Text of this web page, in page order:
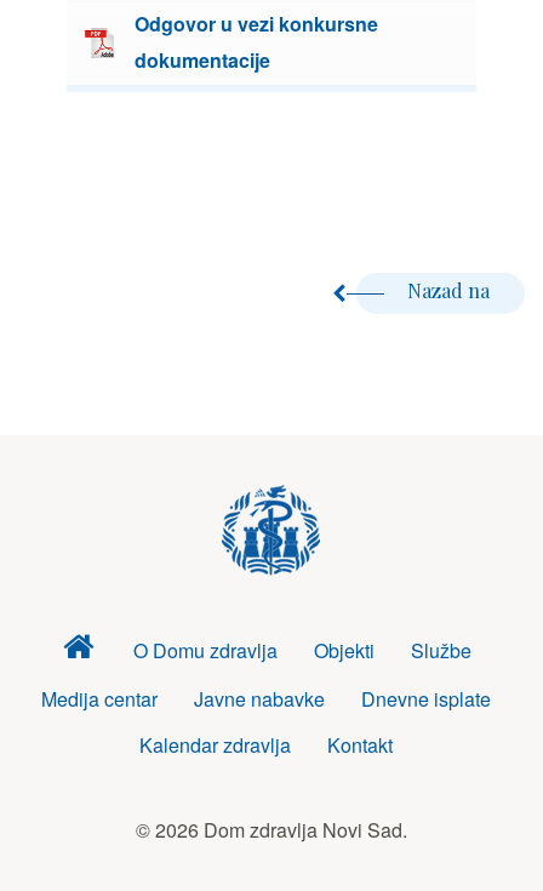
Odgovor u vezi konkursne
dokumentacije
Nazad na
Dom
zdravlja
O Domu zdravlja Objekti
Službe
Medija centar
Javne nabavke
Dnevne isplate
Kalendar zdravlja
Kontakt
© 2026 Dom zdravlja Novi Sad.